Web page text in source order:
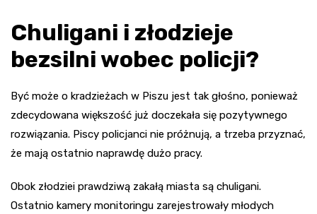
Chuligani i złodzieje
bezsilni wobec policji?
Być może o kradzieżach w Piszu jest tak głośno, ponieważ
zdecydowana większość już doczekała się pozytywnego
rozwiązania. Piscy policjanci nie próżnują, a trzeba przyznać,
że mają ostatnio naprawdę dużo pracy.
Obok złodziei prawdziwą zakałą miasta są chuligani.
Ostatnio kamery monitoringu zarejestrowały młodych